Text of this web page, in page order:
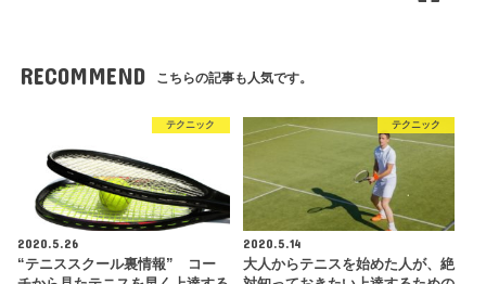
RECOMMEND こちらの記事も人気です。
テクニック
2020.5.26
“テニススクール裏情報” コー
テクニック
2020.5.14
大人からテニスを始めた人が、絶